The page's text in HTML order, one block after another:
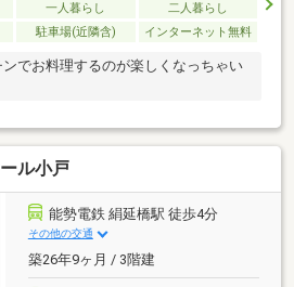
一人暮らし
二人暮らし
駐車場(近隣含) インターネット無料
でお料理するのが楽しくなっちゃい
ル小戸
能勢電鉄 絹延橋駅 徒歩4分
その他の交通
築26年9ヶ月 / 3階建